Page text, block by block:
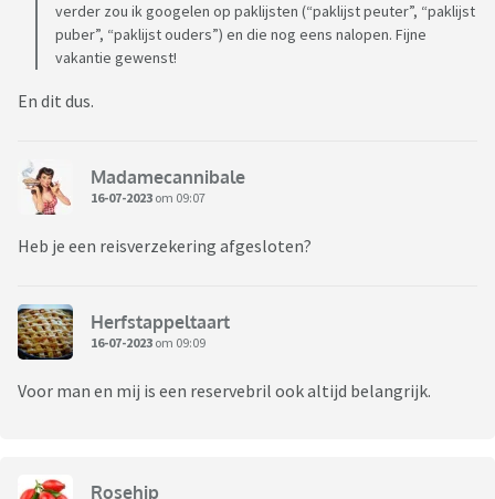
verder zou ik googelen op paklijsten (“paklijst peuter”, “paklijst
puber”, “paklijst ouders”) en die nog eens nalopen. Fijne
vakantie gewenst!
En dit dus.
Madamecannibale
16-07-2023 om 09:07
Heb je een reisverzekering afgesloten?
Herfstappeltaart
16-07-2023 om 09:09
Voor man en mij is een reservebril ook altijd belangrijk.
Rosehip